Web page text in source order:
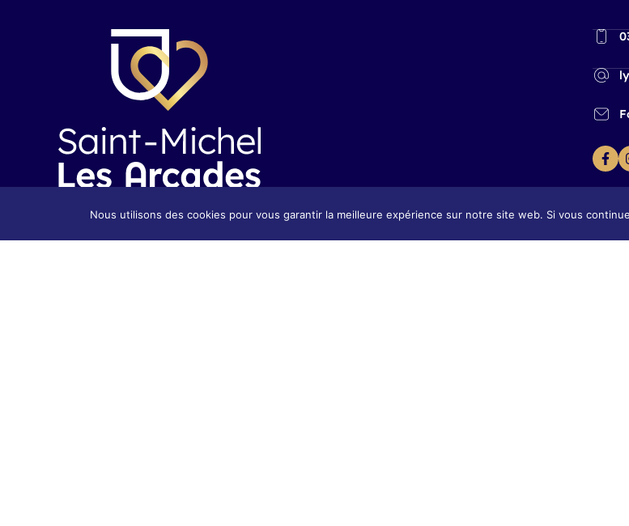
Nous utilisons des cookies pour vous garantir la meilleure expérience sur notre site web. Si vous